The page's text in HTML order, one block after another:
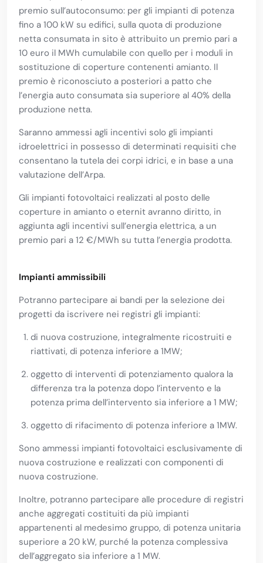
premio sull’autoconsumo: per gli impianti di potenza
fino a 100 kW su edifici, sulla quota di produzione
netta consumata in sito è attribuito un premio pari a
10 euro il MWh cumulabile con quello per i moduli in
sostituzione di coperture contenenti amianto. Il
premio è riconosciuto a posteriori a patto che
l’energia auto consumata sia superiore al 40% della
produzione netta.
Saranno ammessi agli incentivi solo gli impianti
idroelettrici in possesso di determinati requisiti che
consentano la tutela dei corpi idrici, e in base a una
valutazione dell’Arpa.
Gli impianti fotovoltaici realizzati al posto delle
coperture in amianto o eternit avranno diritto, in
aggiunta agli incentivi sull’energia elettrica, a un
premio pari a 12 €/MWh su tutta l’energia prodotta.
Impianti ammissibili
Potranno partecipare ai bandi per la selezione dei
progetti da iscrivere nei registri gli impianti:
di nuova costruzione, integralmente ricostruiti e
riattivati, di potenza inferiore a 1MW;
oggetto di interventi di potenziamento qualora la
differenza tra la potenza dopo l’intervento e la
potenza prima dell’intervento sia inferiore a 1 MW;
oggetto di rifacimento di potenza inferiore a 1MW.
Sono ammessi impianti fotovoltaici esclusivamente di
nuova costruzione e realizzati con componenti di
nuova costruzione.
Inoltre, potranno partecipare alle procedure di registri
anche aggregati costituiti da più impianti
appartenenti al medesimo gruppo, di potenza unitaria
superiore a 20 kW, purché la potenza complessiva
dell’aggregato sia inferiore a 1 MW.